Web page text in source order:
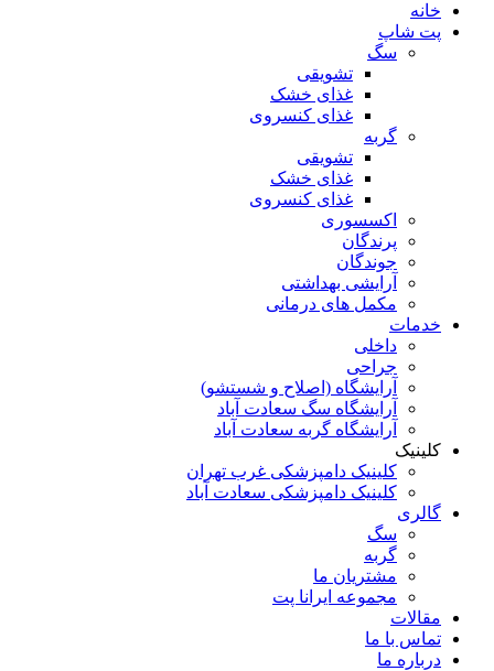
خانه
پت شاپ
سگ
تشویقی
غذای خشک
غذای کنسروی
گربه
تشویقی
غذای خشک
غذای کنسروی
اکسسوری
پرندگان
جوندگان
آرایشی بهداشتی
مکمل های درمانی
خدمات
داخلی
جراحی
آرایشگاه (اصلاح و شستشو)
آرایشگاه سگ سعادت آباد
آرایشگاه گربه سعادت آباد
کلینیک
کلینیک دامپزشکی غرب تهران
کلینیک دامپزشکی سعادت آباد
گالری
سگ
گربه
مشتریان ما
مجموعه ایرانا پت
مقالات
تماس با ما
درباره ما